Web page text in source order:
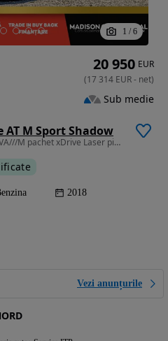
1 / 6
AT M Sport Shadow
1998 cm3 • 252 CP • 17.3341e+TVA///M pachet xDrive Laser piele doar 75TKm
2018
Vezi anunțurile
20 950 EUR
(17 314 EUR- net)
Sub medie